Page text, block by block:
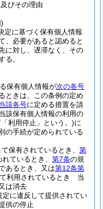
びその理由
定に基づく保有個人情報
、必要があると認めると
に対し、遅滞なく、その
る。
保有個人情報が次の各号
ときは、この条例の定め
該各号に定める措置を請
該保有個人情報の利用の
利用停止」という。)に
の手続が定められている
保有されているとき、 第
ているとき、 第7条の規
あるとき、又は第12条第
利用されているとき 当
は消去
定に違反して提供されてい
供の停止